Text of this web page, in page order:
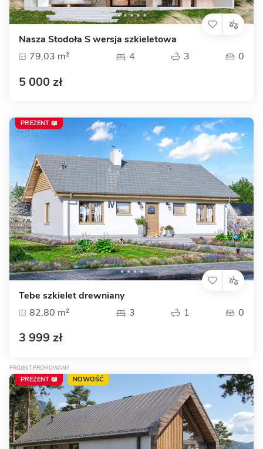
Nasza Stodoła S wersja szkieletowa
79,03 m²
4 3 0
5 000 zł
Tebe szkielet drewniany
82,80 m²
3 1 0
3 999 zł
PREZENT 📖
PROJEKT PROMOWANY
PREZENT 📖 NOWOŚĆ